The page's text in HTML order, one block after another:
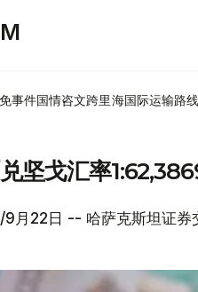
事件国情咨文跨里海国际运输路
坚戈汇率
9月22日 -- 哈萨克斯坦证券